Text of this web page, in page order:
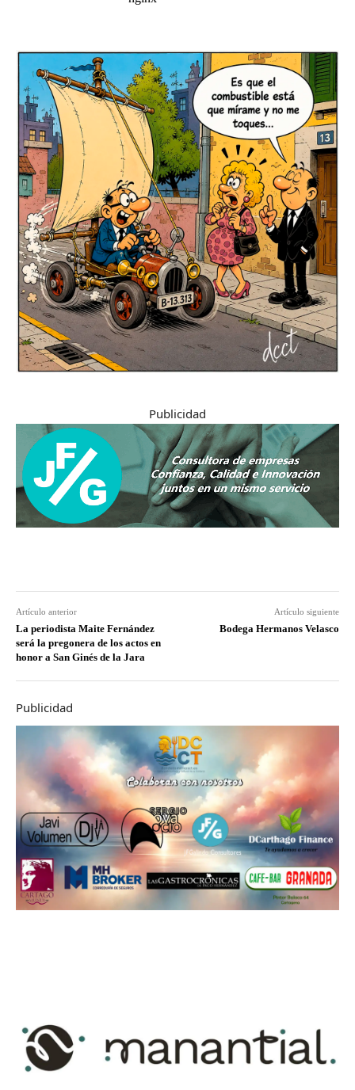
Publicidad
Artículo anterior
La periodista Maite Fernández
será la pregonera de los actos en
honor a San Ginés de la Jara
Artículo siguiente
Bodega Hermanos Velasco
Publicidad